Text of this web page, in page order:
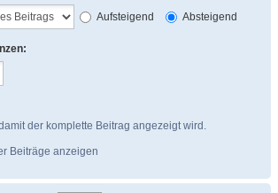
Aufsteigend
Absteigend
der komplette Beitrag angezeigt wird.
Beiträge anzeigen